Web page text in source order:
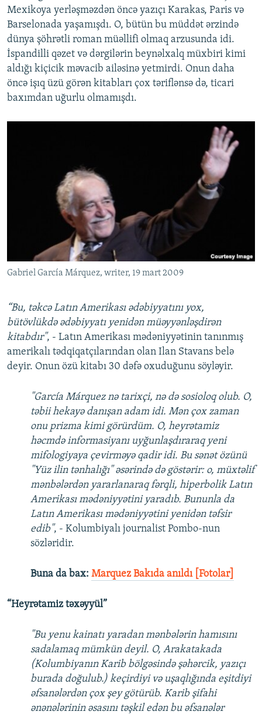
Mexikoya yerləşməzdən öncə yazıçı Karakas, Paris və
Barselonada yaşamışdı. O, bütün bu müddət ərzində
dünya şöhrətli roman müəllifi olmaq arzusunda idi.
İspandilli qəzet və dərgilərin beynəlxalq müxbiri kimi
aldığı kiçicik məvacib ailəsinə yetmirdi. Onun daha
öncə işıq üzü görən kitabları çox təriflənsə də, ticari
baxımdan uğurlu olmamışdı.
Gabriel García Márquez, writer, 19 mart 2009
“Bu, təkcə Latın Amerikası ədəbiyyatını yox,
bütövlükdə ədəbiyyatı yenidən müəyyənləşdirən
kitabdır", - Latın Amerikası mədəniyyətinin tanınmış
amerikalı tədqiqatçılarından olan Ilan Stavans belə
deyir. Onun özü kitabı 30 dəfə oxuduğunu söyləyir.
"García Márquez nə tarixçi, nə də sosioloq olub. O,
təbii hekayə danışan adam idi. Mən çox zaman
onu prizma kimi görürdüm. O, heyrətamiz
həcmdə informasiyanı uyğunlaşdıraraq yeni
mifologiyaya çevirməyə qadir idi. Bu sənət özünü
"Yüz ilin tənhalığı" əsərində də göstərir: o, müxtəlif
mənbələrdən yararlanaraq fərqli, hiperbolik Latın
Amerikası mədəniyyətini yaradıb. Bununla da
Latın Amerikası mədəniyyətini yenidən təfsir
edib", - Kolumbiyalı journalist Pombo-nun
sözləridir.
Buna da bax: Marquez Bakıda anıldı [Fotolar]
“Heyrətamiz təxəyyül”
"Bu yenu kainatı yaradan mənbələrin hamısını
sadalamaq mümkün deyil. O, Arakatakada
(Kolumbiyanın Karib bölgəsində şəhərcik, yazıçı
burada doğulub.) keçirdiyi və uşaqlığında eşitdiyi
əfsanələrdən çox şey götürüb. Karib şifahi
ənənələrinin əsasını təşkil edən bu əfsanələr